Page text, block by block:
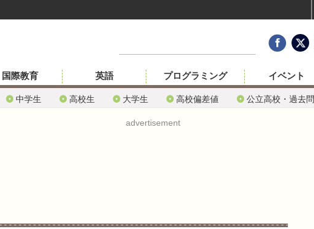
中学生 高校生 大学生 高校偏差値 公立高校・過去問
国際教育 英語 プログラミング イベント
advertisement